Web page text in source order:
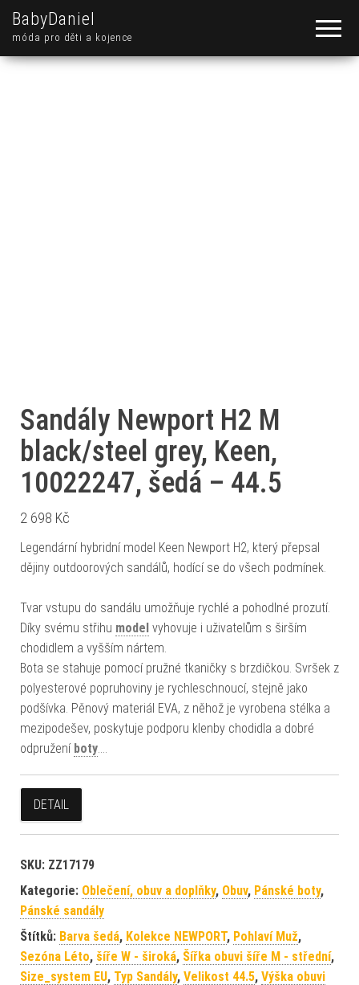
BabyDaniel
móda pro děti a kojence
Sandály Newport H2 M
black/steel grey, Keen,
10022247, šedá – 44.5
2 698 Kč
Legendární hybridní model Keen Newport H2, který přepsal
dějiny outdoorových sandálů, hodící se do všech podmínek.
Tvar vstupu do sandálu umožňuje rychlé a pohodlné prozutí.
Díky svému střihu model vyhovuje i uživatelům s širším
chodidlem a vyšším nártem.
Bota se stahuje pomocí pružné tkaničky s brzdičkou. Svršek z
polyesterové popruhoviny je rychleschnoucí, stejně jako
podšívka. Pěnový materiál EVA, z něhož je vyrobena stélka a
mezipodešev, poskytuje podporu klenby chodidla a dobré
odpružení boty.…
DETAIL
SKU: ZZ17179
Kategorie: Oblečení, obuv a doplňky, Obuv, Pánské boty,
Pánské sandály
Štítků: Barva šedá, Kolekce NEWPORT, Pohlaví Muž,
Sezóna Léto, šíře W - široká, Šířka obuvi šíře M - střední,
Size_system EU, Typ Sandály, Velikost 44.5, Výška obuvi